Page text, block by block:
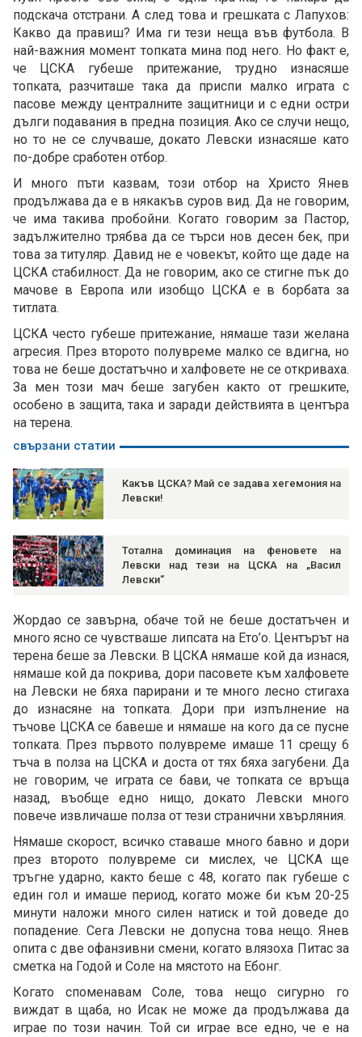
подскача отстрани. А след това и грешката с Лапухов:
Какво да правиш? Има ги тези неща във футбола. В
най-важния момент топката мина под него. Но факт е,
че ЦСКА губеше притежание, трудно изнасяше
топката, разчиташе така да приспи малко играта с
пасове между централните защитници и с едни остри
дълги подавания в предна позиция. Ако се случи нещо,
но то не се случваше, докато Левски изнасяше като
по-добре сработен отбор.
И много пъти казвам, този отбор на Христо Янев
продължава да е в някакъв суров вид. Да не говорим,
че има такива пробойни. Когато говорим за Пастор,
задължително трябва да се търси нов десен бек, при
това за титуляр. Давид не е човекът, който ще даде на
ЦСКА стабилност. Да не говорим, ако се стигне пък до
мачове в Европа или изобщо ЦСКА е в борбата за
титлата.
ЦСКА често губеше притежание, нямаше тази желана
агресия. През второто полувреме малко се вдигна, но
това не беше достатъчно и халфовете не се откриваха.
За мен този мач беше загубен както от грешките,
особено в защита, така и заради действията в центъра
на терена.
свързани статии
Какъв ЦСКА? Май се задава хегемония на
Левски!
Тотална доминация на феновете на
Левски над тези на ЦСКА на „Васил
Левски“
Жордао се завърна, обаче той не беше достатъчен и
много ясно се чувстваше липсата на Ето’о. Центърът на
терена беше за Левски. В ЦСКА нямаше кой да изнася,
нямаше кой да покрива, дори пасовете към халфовете
на Левски не бяха парирани и те много лесно стигаха
до изнасяне на топката. Дори при изпълнение на
тъчове ЦСКА се бавеше и нямаше на кого да се пусне
топката. През първото полувреме имаше 11 срещу 6
тъча в полза на ЦСКА и доста от тях бяха загубени. Да
не говорим, че играта се бави, че топката се връща
назад, въобще едно нищо, докато Левски много
повече извличаше полза от тези странични хвърляния.
Нямаше скорост, всичко ставаше много бавно и дори
през второто полувреме си мислех, че ЦСКА ще
тръгне ударно, както беше с 48, когато пак губеше с
един гол и имаше период, когато може би към 20-25
минути наложи много силен натиск и той доведе до
попадение. Сега Левски не допусна това нещо. Янев
опита с две офанзивни смени, когато влязоха Питас за
сметка на Годой и Соле на мястото на Ебонг.
Когато споменавам Соле, това нещо сигурно го
виждат в щаба, но Исак не може да продължава да
играе по този начин. Той си играе все едно, че е на